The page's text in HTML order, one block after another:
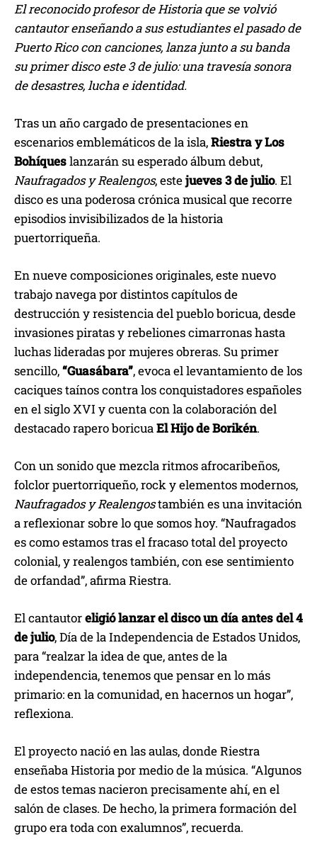
El reconocido profesor de Historia que se volvió
cantautor enseñando a sus estudiantes el pasado de
Puerto Rico con canciones, lanza junto a su banda
su primer disco este 3 de julio: una travesía sonora
de desastres, lucha e identidad.
Tras un año cargado de presentaciones en
escenarios emblemáticos de la isla,Riestra y Los
Bohíqueslanzarán su esperado álbum debut,
Naufragados y Realengos, estejueves 3 de julio. El
disco es una poderosa crónica musical que recorre
episodios invisibilizados de la historia
puertorriqueña.
En nueve composiciones originales, este nuevo
trabajo navega por distintos capítulos de
destrucción y resistencia del pueblo boricua, desde
invasiones piratas y rebeliones cimarronas hasta
luchas lideradas por mujeres obreras. Su primer
sencillo,“Guasábara”, evoca el levantamiento de los
caciques taínos contra los conquistadores españoles
en el siglo XVI y cuenta con la colaboración del
destacado rapero boricuaEl Hijo de Borikén.
Con un sonido que mezcla ritmos afrocaribeños,
folclor puertorriqueño, rock y elementos modernos,
Naufragados y Realengostambién es una invitación
a reflexionar sobre lo que somos hoy. “Naufragados
es como estamos tras el fracaso total del proyecto
colonial, y realengos también, con ese sentimiento
de orfandad”, afirma Riestra.
El cantautoreligió lanzar el disco un día antes del 4
de julio, Día de la Independencia de Estados Unidos,
para “realzar la idea de que, antes de la
independencia, tenemos que pensar en lo más
primario: en la comunidad, en hacernos un hogar”,
reflexiona.
El proyecto nació en las aulas, donde Riestra
enseñaba Historia por medio de la música. “Algunos
de estos temas nacieron precisamente ahí, en el
salón de clases. De hecho, la primera formación del
grupo era toda con exalumnos”, recuerda.